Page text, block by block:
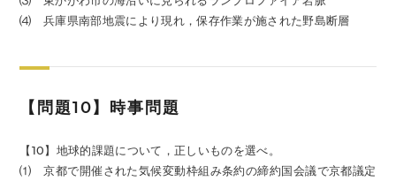
⑷ 兵庫県南部地震により現れ，保存作業が施された野島断層
【問題10】時事問題
【10】地球的課題について，正しいものを選べ。
⑴ 京都で開催された気候変動枠組み条約の締約国会議で京都議定